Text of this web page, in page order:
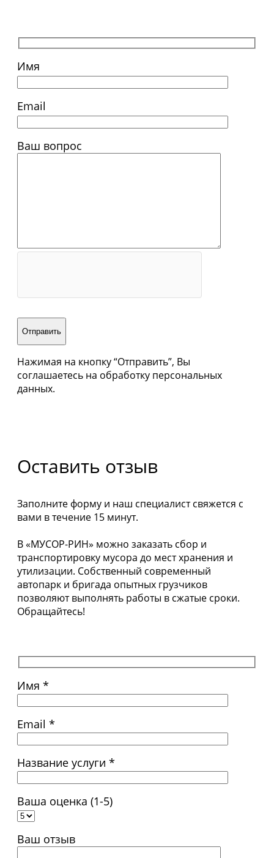
Имя
Email
Ваш вопрос
Отправить
Нажимая на кнопку “Отправить”, Вы
соглашаетесь на обработку персональных
данных.
Имя *
Email *
Название услуги *
Ваша оценка (1-5)
Ваш отзыв
Оставить отзыв
Заполните форму и наш специалист свяжется с
вами в течение 15 минут.
В «МУСОР-РИН» можно заказать сбор и
транспортировку мусора до мест хранения и
утилизации. Собственный современный
автопарк и бригада опытных грузчиков
позволяют выполнять работы в сжатые сроки.
Обращайтесь!